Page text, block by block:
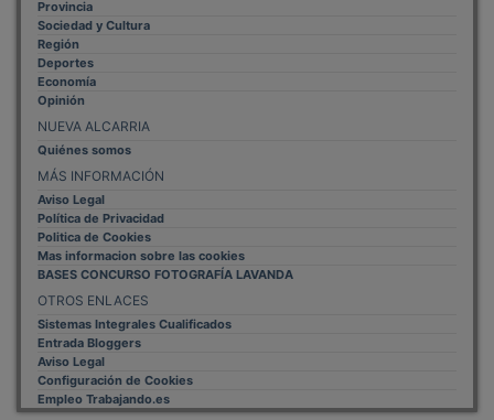
Sociedad y Cultura
Región
Deportes
Economía
Opinión
NUEVA ALCARRIA
Quiénes somos
MÁS INFORMACIÓN
Aviso Legal
Política de Privacidad
Politica de Cookies
Mas informacion sobre las cookies
BASES CONCURSO FOTOGRAFÍA LAVANDA
OTROS ENLACES
Sistemas Integrales Cualificados
Entrada Bloggers
Aviso Legal
Configuración de Cookies
Empleo Trabajando.es